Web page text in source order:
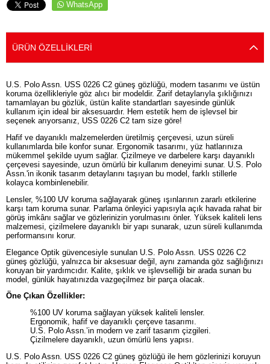
WhatsApp
ÜRÜN ÖZELLIKLERI
U.S. Polo Assn. USS 0226 C2 güneş gözlüğü, modern tasarımı ve üstün
koruma özellikleriyle göz alıcı bir modeldir. Zarif detaylarıyla şıklığınızı
tamamlayan bu gözlük, üstün kalite standartları sayesinde günlük
kullanım için ideal bir aksesuardır. Hem estetik hem de işlevsel bir
seçenek arıyorsanız, USS 0226 C2 tam size göre!
Hafif ve dayanıklı malzemelerden üretilmiş çerçevesi, uzun süreli
kullanımlarda bile konfor sunar. Ergonomik tasarımı, yüz hatlarınıza
mükemmel şekilde uyum sağlar. Çizilmeye ve darbelere karşı dayanıklı
çerçevesi sayesinde, uzun ömürlü bir kullanım deneyimi sunar. U.S. Polo
Assn.'in ikonik tasarım detaylarını taşıyan bu model, farklı stillerle
kolayca kombinlenebilir.
Lensler, %100 UV koruma sağlayarak güneş ışınlarının zararlı etkilerine
karşı tam koruma sunar. Parlama önleyici yapısıyla açık havada rahat bir
görüş imkânı sağlar ve gözlerinizin yorulmasını önler. Yüksek kaliteli lens
malzemesi, çizilmelere dayanıklı bir yapı sunarak, uzun süreli kullanımda
performansını korur.
Elegance Optik güvencesiyle sunulan U.S. Polo Assn. USS 0226 C2
güneş gözlüğü, yalnızca bir aksesuar değil, aynı zamanda göz sağlığınızı
koruyan bir yardımcıdır. Kalite, şıklık ve işlevselliği bir arada sunan bu
model, günlük hayatınızda vazgeçilmez bir parça olacak.
Öne Çıkan Özellikler:
%100 UV koruma sağlayan yüksek kaliteli lensler.
Ergonomik, hafif ve dayanıklı çerçeve tasarımı.
U.S. Polo Assn.’in modern ve zarif tasarım çizgileri.
Çizilmelere dayanıklı, uzun ömürlü lens yapısı.
U.S. Polo Assn. USS 0226 C2 güneş gözlüğü ile hem gözlerinizi koruyun